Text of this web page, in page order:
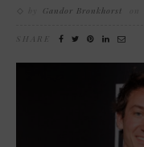
Gandor Bronkhorst
SHARE